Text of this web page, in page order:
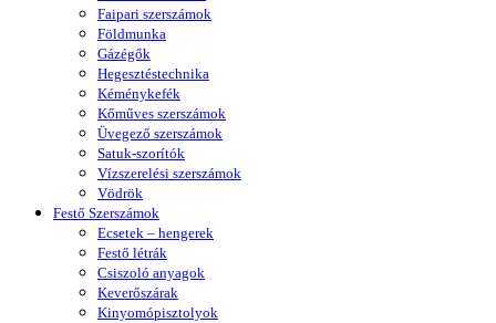
Faipari szerszámok
Földmunka
Gázégők
Hegesztéstechnika
Kéménykefék
Kőműves szerszámok
Üvegező szerszámok
Satuk-szorítók
Vízszerelési szerszámok
Vödrök
Festő Szerszámok
Ecsetek – hengerek
Festő létrák
Csiszoló anyagok
Keverőszárak
Kinyomópisztolyok